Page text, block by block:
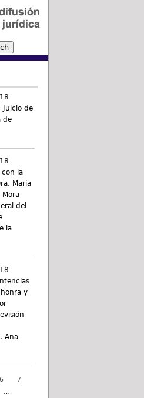
Juicio de
de
con la
María
Mora
del
la
y
Ana
6
7
…